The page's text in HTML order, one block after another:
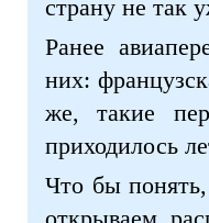
страну не так
Ранее
них:
же, такие
приходилось
Что бы